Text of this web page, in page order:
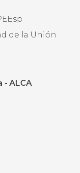
de la Unión
- ALCA